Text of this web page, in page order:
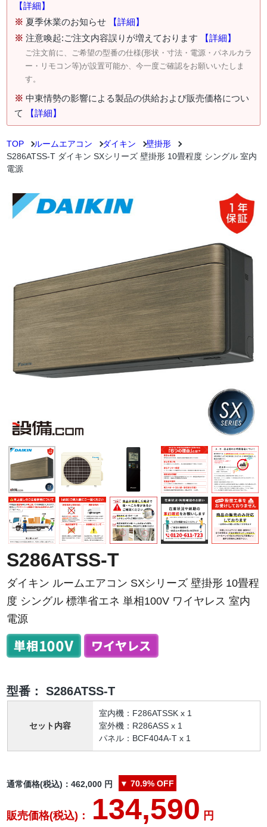
【詳細】
※ 夏季休業のお知らせ
【詳細】
※ 注意喚起:ご注文内容誤りが増えております 【詳細】
ご注文前に、ご希望の型番の仕様(形状・寸法・電源・パネルカラ
ー・リモコン等)が設置可能か、今一度ご確認をお願いいたしま
す。
※ 中東情勢の影響による製品の供給および販売価格につい
て
【詳細】
TOP ルームエアコン ダイキン
壁掛形
S286ATSS-T ダイキン SXシリーズ 壁掛形 10畳程度 シングル 室内
電源
S286ATSS-T
ダイキン ルームエアコン SXシリーズ 壁掛形 10畳程
度 シングル 標準省エネ 単相100V ワイヤレス 室内
電源
型番： S286ATSS-T
セット内容
室内機：F286ATSSK x 1
室外機：R286ASS x 1
パネル：BCF404A-T x 1
通常価格(税込)：462,000 円 ▼ 70.9% OFF
販売価格(税込)： 134,590 円